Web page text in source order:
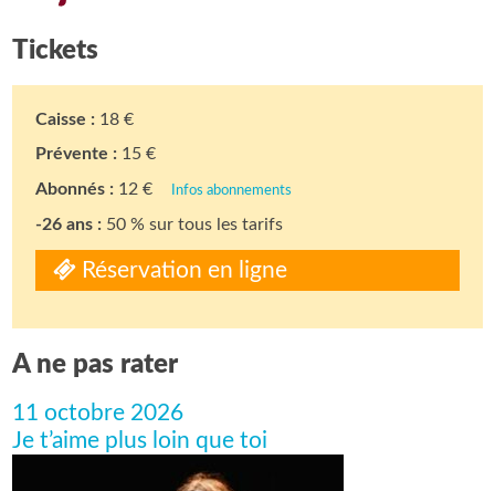
Tickets
Caisse : 18 €
Prévente : 15 €
Abonnés : 12 € Infos abonnements
-26 ans : 50 % sur tous les tarifs
Réservation en ligne
A ne pas rater
11 octobre 2026
Je t’aime plus loin que toi